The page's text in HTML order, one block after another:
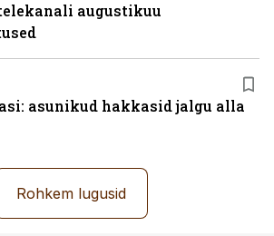
augustikuu
asunikud hakkasid jalgu alla
Rohkem lugusid